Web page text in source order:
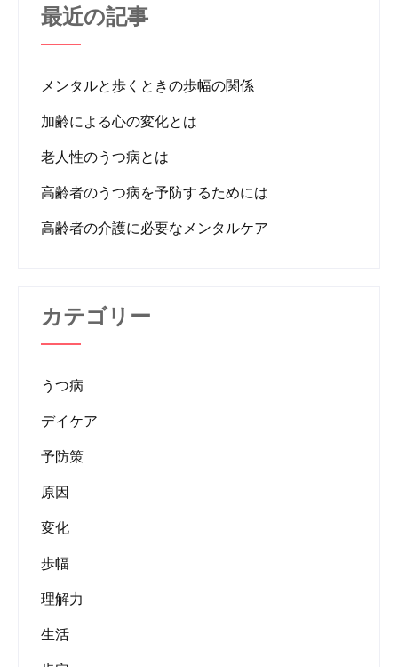
最近の記事
メンタルと歩くときの歩幅の関係
加齢による心の変化とは
老人性のうつ病とは
高齢者のうつ病を予防するためには
高齢者の介護に必要なメンタルケア
カテゴリー
うつ病
デイケア
予防策
原因
変化
歩幅
理解力
生活